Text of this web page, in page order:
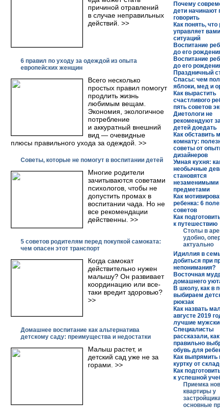
причиной отравлений
в случае неправильных
действий. >>
6 правил по уходу за одеждой из опыта
европейских женщин
Всего несколько
простых правил помогут
продлить жизнь
любимым вещам.
Экономия, экологичное
потребление
и аккуратный внешний
вид — очевидные
плюсы правильного ухода за одеждой. >>
Советы, которые не помогут в воспитании детей
Многие родители
зачитываются советами
психологов, чтобы не
допустить промах в
воспитании чада. Но не
все рекомендации
действенны. >>
5 советов родителям перед покупкой самоката:
чем опасен этот транспорт
Когда самокат
действительно нужен
малышу? Он развивает
координацию или все-
таки вредит здоровью?
>>
Домашнее воспитание как альтернатива
детскому саду: преимущества и недостатки
Малыш растет, и
детский сад уже не за
горами. >>
Почему
дети начинают
говорить
Как понять, что
управляет
ситуаций
Воспитание
до его
Воспитание
до его
Праздничный
Спасы: чем
яблоки, мед и
Как вырастить
счастливого
пять советов
Диетологи не
рекомендуют
детей доедать
Как обставить
комнату:
советы от
дизайнеров
Умная кухня:
необычные
становятся
незаменимыми
предметами
Как
ребенка: 6
советов
Как
к путешествию
Столы в
удобно,
актуально
Идиллия в
добиться при
непонимания?
Восточная
домашнего
В школу, как в
выбираем
рюкзак
Как назвать
августе 2019
лучшие
Специалисты
рассказали, как
правильно
обувь для
Как
куртку от
Как
к успешной
Приемка
квартиры у
основные